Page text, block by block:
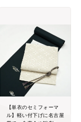
【単衣のセミフォーマ
ル】軽い付下げに名古屋